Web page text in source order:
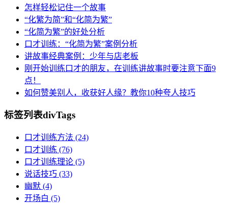
怎样轻松记住一个故事
“化繁为简”和“化简为繁”
“化简为繁”的好处分析
口才训练：“化简为繁”案例分析
讲故事经典案例：少年与店老板
刚开始训练口才的朋友，在训练讲故事时要注意下面9
点！
如何赞美别人，收获好人缘？教你10种夸人技巧
标签列表divTags
口才训练方法 (24)
口才训练 (76)
口才训练理论 (5)
说话技巧 (33)
幽默 (4)
开场白 (5)